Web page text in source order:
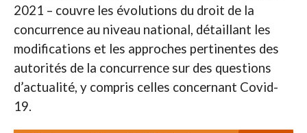
2021 – couvre les évolutions du droit de la
concurrence au niveau national, détaillant les
modifications et les approches pertinentes des
autorités de la concurrence sur des questions
d’actualité, y compris celles concernant Covid-
19.